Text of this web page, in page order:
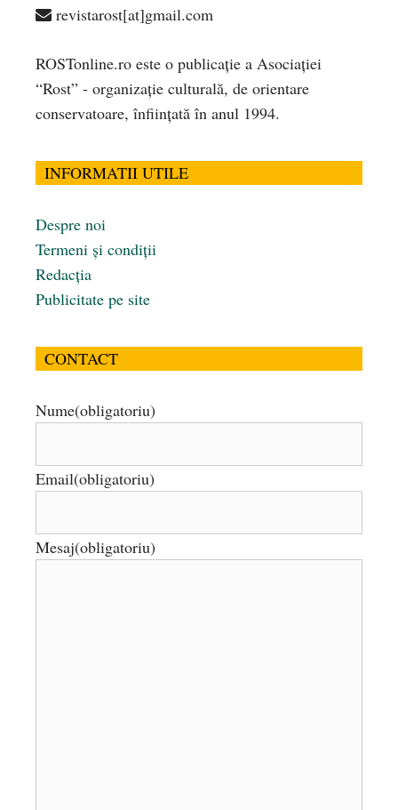
revistarost[at]gmail.com
ROSTonline.ro este o publicaţie a Asociaţiei
“Rost” - organizaţie culturală, de orientare
conservatoare, înfiinţată în anul 1994.
INFORMATII UTILE
Despre noi
Termeni și condiții
Redacția
Publicitate pe site
CONTACT
Nume(obligatoriu)
Email(obligatoriu)
Mesaj(obligatoriu)